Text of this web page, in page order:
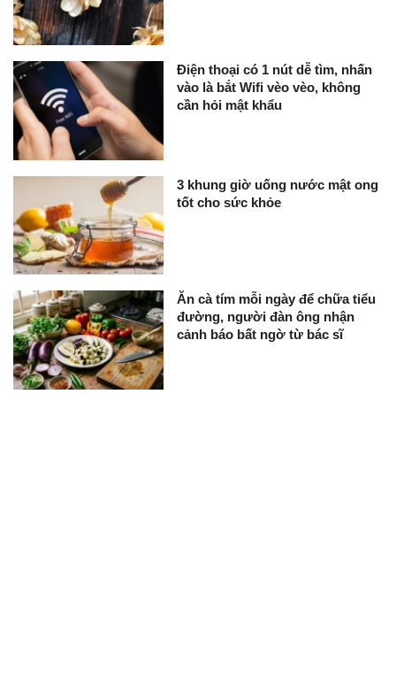
Điện thoại có 1 nút dễ tìm, nhấn
vào là bắt Wifi vèo vèo, không
cần hỏi mật khẩu
3 khung giờ uống nước mật ong
tốt cho sức khỏe
Ăn cà tím mỗi ngày để chữa tiểu
đường, người đàn ông nhận
cảnh báo bất ngờ từ bác sĩ